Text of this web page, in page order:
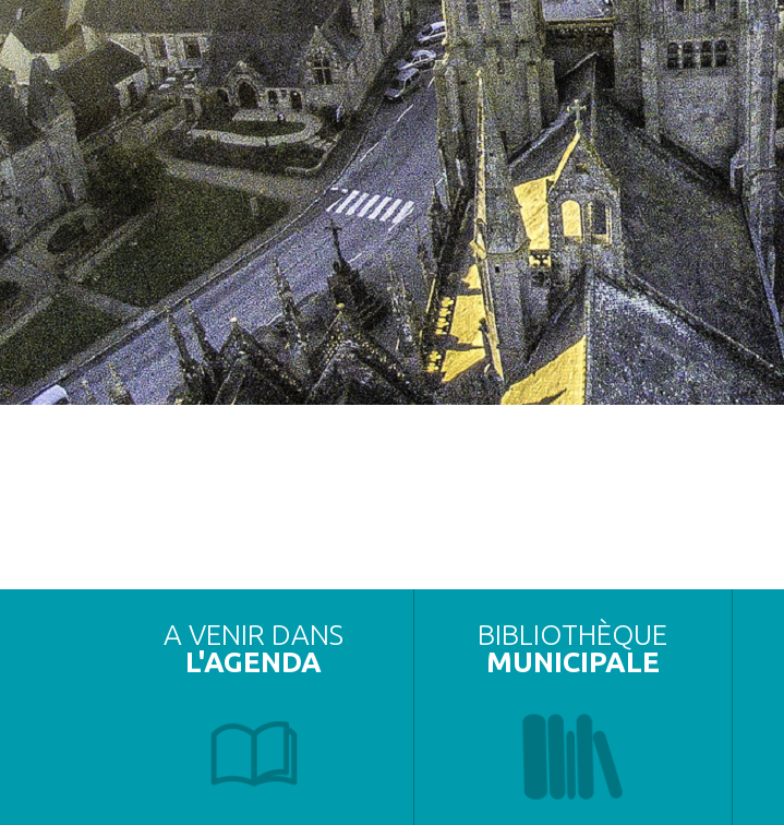
A VENIR DANS
L'AGENDA
BIBLIOTHÈQUE
MUNICIPALE